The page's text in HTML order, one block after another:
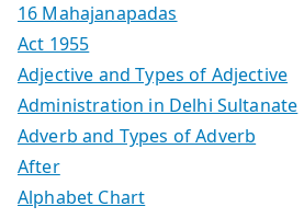
16 Mahajanapadas
Act 1955
Adjective and Types of Adjective
Administration in Delhi Sultanate
Adverb and Types of Adverb
After
Alphabet Chart